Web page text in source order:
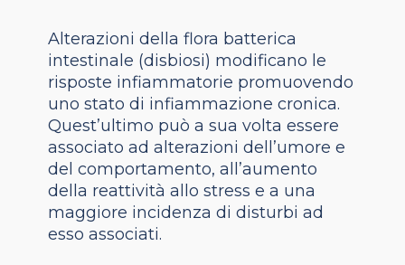
Alterazioni della flora batterica
intestinale (disbiosi) modificano le
risposte infiammatorie promuovendo
uno stato di infiammazione cronica.
Quest’ultimo può a sua volta essere
associato ad alterazioni dell’umore e
del comportamento, all’aumento
della reattività allo stress e a una
maggiore incidenza di disturbi ad
esso associati.